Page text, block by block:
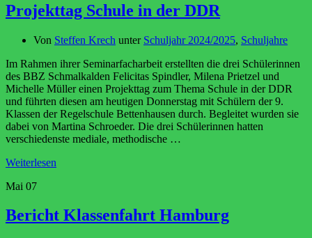
Projekttag Schule in der DDR
Von Steffen Krech unter Schuljahr 2024/2025, Schuljahre
Im Rahmen ihrer Seminarfacharbeit erstellten die drei Schülerinnen
des BBZ Schmalkalden Felicitas Spindler, Milena Prietzel und
Michelle Müller einen Projekttag zum Thema Schule in der DDR
und führten diesen am heutigen Donnerstag mit Schülern der 9.
Klassen der Regelschule Bettenhausen durch. Begleitet wurden sie
dabei von Martina Schroeder. Die drei Schülerinnen hatten
verschiedenste mediale, methodische …
Weiterlesen
Mai 07
Bericht Klassenfahrt Hamburg